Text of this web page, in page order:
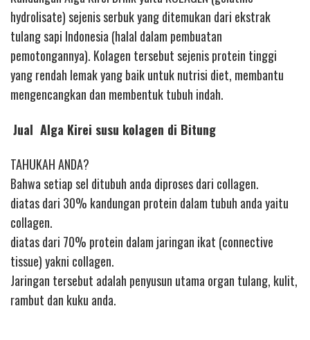
hydrolisate) sejenis serbuk yang ditemukan dari ekstrak
tulang sapi Indonesia (halal dalam pembuatan
pemotongannya). Kolagen tersebut sejenis protein tinggi
yang rendah lemak yang baik untuk nutrisi diet, membantu
mengencangkan dan membentuk tubuh indah.
Jual Alga Kirei susu kolagen di Bitung
TAHUKAH ANDA?
Bahwa setiap sel ditubuh anda diproses dari collagen.
diatas dari 30% kandungan protein dalam tubuh anda yaitu
collagen.
diatas dari 70% protein dalam jaringan ikat (connective
tissue) yakni collagen.
Jaringan tersebut adalah penyusun utama organ tulang, kulit,
rambut dan kuku anda.